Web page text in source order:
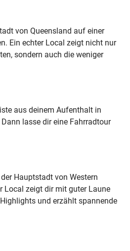
von Queensland auf einer
Ein echter Local zeigt nicht nur
sondern auch die weniger
aus deinem Aufenthalt in
lasse dir eine Fahrradtour
Hauptstadt von Western
Local zeigt dir mit guter Laune
und erzählt spannende